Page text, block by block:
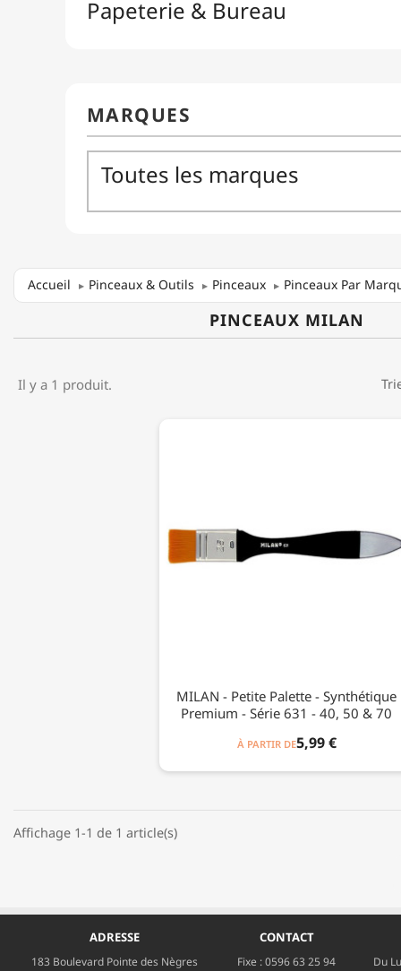
Accueil Pinceaux & Outils Pinceaux Pinceaux Par
PINCEAUX MILAN
Il y a 1 produit.
MILAN - Petite Palette - Synthétique
Premium - Série 631 - 40, 50 & 70
À PARTIR DE5,99 €
Affichage 1-1 de 1 article(s)
ADRESSE
183 Boulevard Pointe des Nègres
CONTACT
Fixe :0596 63 25 94
Du